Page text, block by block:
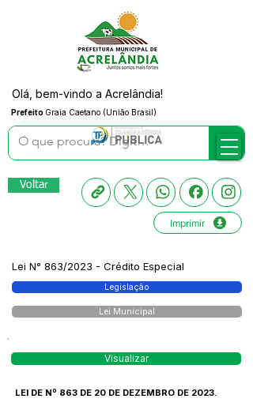
Prefeito Graia Caetano (União Brasil)
Olá, bem-vindo a Acrelândia!
Voltar
Imprimir
Lei N° 863/2023 - Crédito Especial
Legislação
Lei Municipal
Visualizar
LEI DE Nº 863 DE 20 DE DEZEMBRO DE 2023.